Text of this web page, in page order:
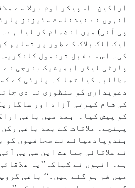
اراکین اسپیکر اوم برلا سے
انہوں نے نیشنلسٹ سٹیزنز
پی آئی) میں انضمام کر لیا
ایک الگ بلاک کے طور پر تسلیم
کی۔ اس سے قبل ترنمول
پارٹی لیڈر ابھیشیک بنرجی نے
مطالبہ کیا تھا کہ پارٹی کے
دعویداری کو منظوری نہ دی
کی شام کیرتی آزاد اور
کو پیش کیا۔ بعد میں باغی
پہنچے۔ ملاقات کے بعد باغی
بندوپادھیائے نے صحافیوں کو
نے علاقائی جماعت این سی پی
ہے۔ انہوں نے کہاکہ’’یہ
میں ضم ہو گئے ہیں۔‘‘ باغی